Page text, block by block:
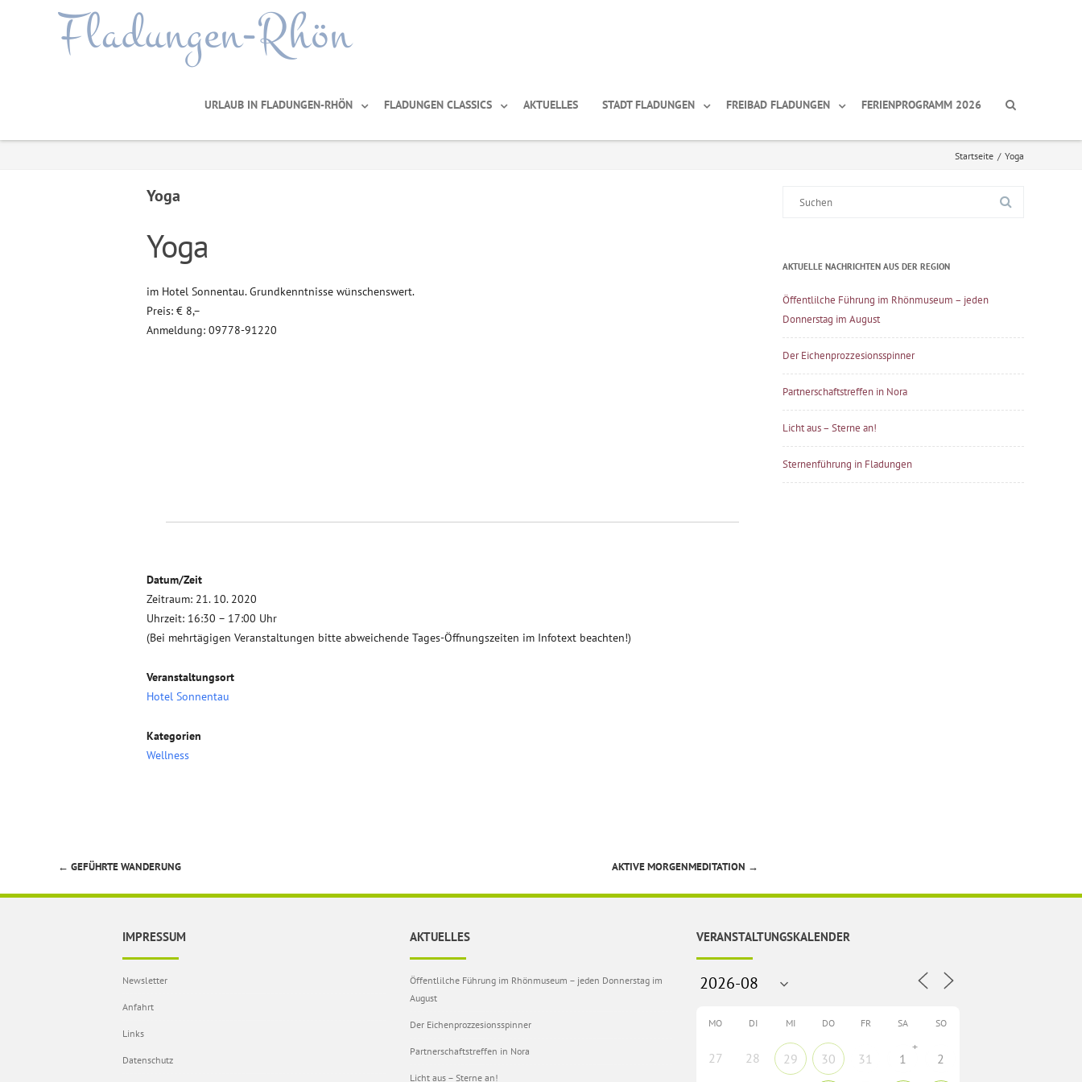
Fladungen-Rhön
URLAUB IN FLADUNGEN-RHÖN FLADUNGEN CLASSICS AKTUELLES STADT FLADUNGEN FREIBAD FLADUNGEN FERIENPROGRAMM 2026
Startseite / Yoga
Yoga
Yoga
im Hotel Sonnentau. Grundkenntnisse wünschenswert.
Preis: € 8,–
Anmeldung: 09778-91220
Datum/Zeit
Zeitraum: 21. 10. 2020
Uhrzeit: 16:30 – 17:00 Uhr
(Bei mehrtägigen Veranstaltungen bitte abweichende Tages-Öffnungszeiten im Infotext beachten!)
Veranstaltungsort
Hotel Sonnentau
Kategorien
Wellness
Beitragsnavigation
← GEFÜHRTE WANDERUNG AKTIVE MORGENMEDITATION →
AKTUELLE NACHRICHTEN AUS DER REGION
Öffentlilche Führung im Rhönmuseum – jeden
Donnerstag im August
Der Eichenprozzesionsspinner
Partnerschaftstreffen in Nora
Licht aus – Sterne an!
Sternenführung in Fladungen
IMPRESSUM
Newsletter
Anfahrt
Links
Datenschutz
AKTUELLES
Öffentlilche Führung im Rhönmuseum – jeden Donnerstag im
August
Der Eichenprozzesionsspinner
Partnerschaftstreffen in Nora
Licht aus – Sterne an!
VERANSTALTUNGSKALENDER
MO DI MI DO FR SA SO
27 28 29 30 31 1
+
2